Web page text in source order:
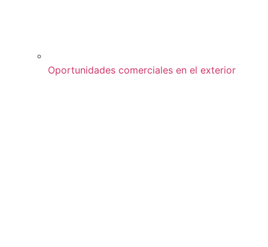
Oportunidades comerciales en el exterior